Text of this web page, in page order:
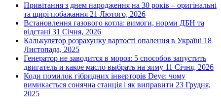
Привітання з днем народження на 30 років – оригінальні
та щирі побажання 21 Лютого, 2026
Встановлення газового котла: вимоги, норми ДБН та
відстані 31 Січня, 2026
Калькулятор розрахунку вартості опалення в Україні 18
Листопада, 2025
Генератор не заводится в мороз: 5 способов запустить
двигатель и какое масло выбрать на зиму 11 Січня, 2026
Коди помилок гібридних інверторів Deye: чому
вимикається сонячна станція і як виправити 23 Грудня,
2025